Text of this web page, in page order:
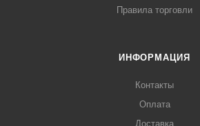
Правила торговли
ИНФОРМАЦИЯ
Контакты
Оплата
Доставка